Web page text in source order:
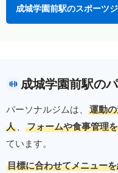
成城学園前駅のスポーツ
成城学園前駅の
パーソナルジムは、
運動
人 、 フォームや食事管理
ています。
目標に合わせてメニュー